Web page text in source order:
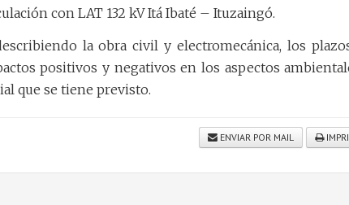
con LAT 132 kV Itá Ibaté – Ituzaingó.
la obra civil y electromecánica, los
positivos y negativos en los aspectos
que se tiene previsto.
ENVIAR POR MAIL